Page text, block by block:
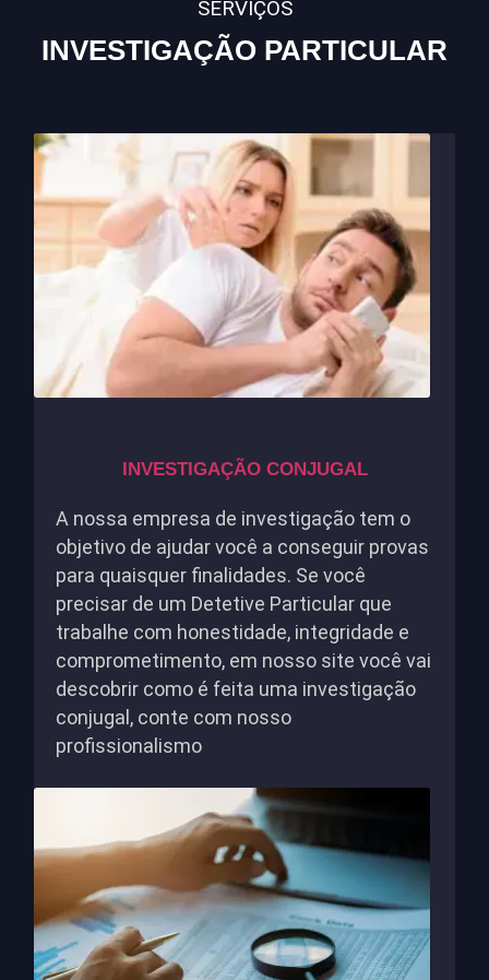
SERVIÇOS
INVESTIGAÇÃO PARTICULAR
INVESTIGAÇÃO CONJUGAL
A nossa empresa de investigação tem o
objetivo de ajudar você a conseguir provas
para quaisquer finalidades. Se você
precisar de um Detetive Particular que
trabalhe com honestidade, integridade e
comprometimento, em nosso site você vai
descobrir como é feita uma investigação
conjugal, conte com nosso
profissionalismo